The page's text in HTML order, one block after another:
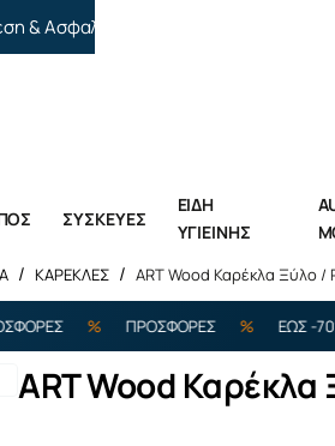
& Ασφαλής Διανομή
ΣΥΣΚΕΥΕΣ
ΕΙΔΗ
ΥΓΙΕΙΝΗΣ
ΚΑΡΕΚΛΕΣ ART Wood Καρέκλα Ξύλο /
% ΠΡΟΣΦΟΡΕΣ % ΕΩΣ -70%
ART Wood Καρέκλα